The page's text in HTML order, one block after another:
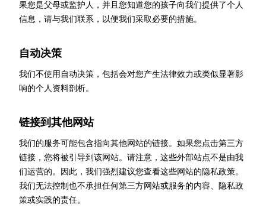
果您是父母或监护人，并且您知道您的孩子向我们提供了个人
信息，请与我们联系，以便我们采取必要的措施。
自动决策
我们不使用自动决策，包括会对您产生法律效力或类似显著影
响的个人资料剖析。
链接到其他网站
我们的服务可能包含指向其他网站的链接。如果您点击第三方
链接，您将被引导到该网站。请注意，这些外部站点不是由我
们运营的。因此，我们强烈建议您查看这些网站的隐私政策。
我们无法控制也不承担任何第三方网站或服务的内容、隐私政
策或实践的责任。